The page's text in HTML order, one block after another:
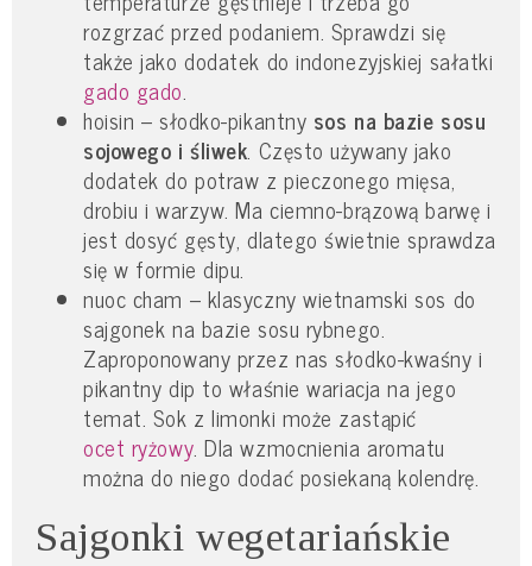
rozgrzać przed podaniem. Sprawdzi się
także jako dodatek do indonezyjskiej sałatki
gado gado.
hoisin – słodko-pikantny sos na bazie sosu
sojowego i śliwek. Często używany jako
dodatek do potraw z pieczonego mięsa,
drobiu i warzyw. Ma ciemno-brązową barwę i
jest dosyć gęsty, dlatego świetnie sprawdza
się w formie dipu.
nuoc cham – klasyczny wietnamski sos do
sajgonek na bazie sosu rybnego.
Zaproponowany przez nas słodko-kwaśny i
pikantny dip to właśnie wariacja na jego
temat. Sok z limonki może zastąpić
ocet ryżowy. Dla wzmocnienia aromatu
można do niego dodać posiekaną kolendrę.
Sajgonki wegetariańskie